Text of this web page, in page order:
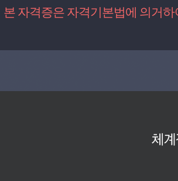
본 자격증은 자격기본법에 의거